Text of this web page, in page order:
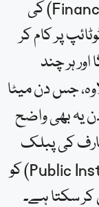
کے باوجود، فنانشل ٹائمز (Financial Times) کی
پر کام کر
ہر چند
جس دن میٹا
یہ بھی واضح
کی پبلک
انسٹاگرام تصاویر (Public Instagram photos) کو
کر سکتا ہے۔